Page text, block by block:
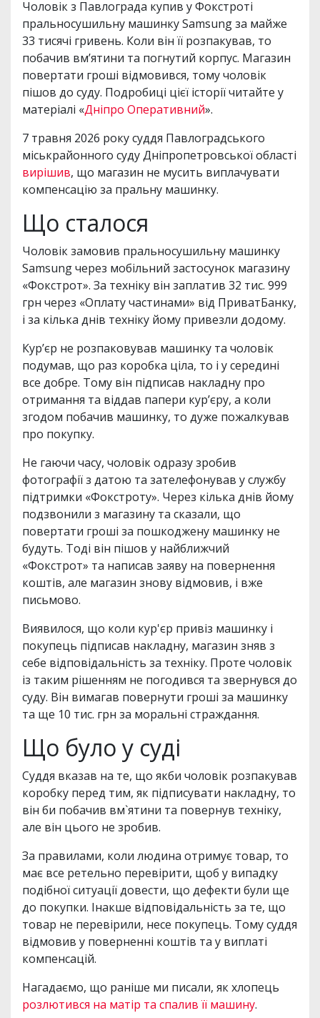
Чоловік з Павлограда купив у Фокстроті
пральносушильну машинку Samsung за майже
33 тисячі гривень. Коли він її розпакував, то
побачив вм’ятини та погнутий корпус. Магазин
повертати гроші відмовився, тому чоловік
пішов до суду. Подробиці цієї історії читайте у
матеріалі «Дніпро Оперативний».
7 травня 2026 року суддя Павлоградського
міськрайонного суду Дніпропетровської області
вирішив, що магазин не мусить виплачувати
компенсацію за пральну машинку.
Що сталося
Чоловік замовив пральносушильну машинку
Samsung через мобільний застосунок магазину
«Фокстрот». За техніку він заплатив 32 тис. 999
грн через «Оплату частинами» від ПриватБанку,
і за кілька днів техніку йому привезли додому.
Кур’єр не розпаковував машинку та чоловік
подумав, що раз коробка ціла, то і у середині
все добре. Тому він підписав накладну про
отримання та віддав папери кур’єру, а коли
згодом побачив машинку, то дуже пожалкував
про покупку.
Не гаючи часу, чоловік одразу зробив
фотографії з датою та зателефонував у службу
підтримки «Фокстроту». Через кілька днів йому
подзвонили з магазину та сказали, що
повертати гроші за пошкоджену машинку не
будуть. Тоді він пішов у найближчий
«Фокстрот» та написав заяву на повернення
коштів, але магазин знову відмовив, і вже
письмово.
Виявилося, що коли кур'єр привіз машинку і
покупець підписав накладну, магазин зняв з
себе відповідальність за техніку. Проте чоловік
із таким рішенням не погодився та звернувся до
суду. Він вимагав повернути гроші за машинку
та ще 10 тис. грн за моральні страждання.
Що було у суді
Суддя вказав на те, що якби чоловік розпакував
коробку перед тим, як підписувати накладну, то
він би побачив вм`ятини та повернув техніку,
але він цього не зробив.
За правилами, коли людина отримує товар, то
має все ретельно перевірити, щоб у випадку
подібної ситуації довести, що дефекти були ще
до покупки. Інакше відповідальність за те, що
товар не перевірили, несе покупець. Тому суддя
відмовив у поверненні коштів та у виплаті
компенсацій.
Нагадаємо, що раніше ми писали, як хлопець
розлютився на матір та спалив її машину.